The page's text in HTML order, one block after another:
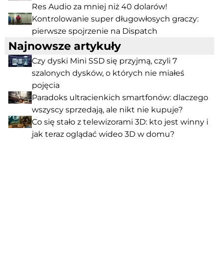
Res Audio za mniej niż 40 dolarów!
Kontrolowanie super długowłosych graczy:
pierwsze spojrzenie na Dispatch
Najnowsze artykuły
Czy dyski Mini SSD się przyjmą, czyli 7
szalonych dysków, o których nie miałeś
pojęcia
Paradoks ultracienkich smartfonów: dlaczego
wszyscy sprzedają, ale nikt nie kupuje?
Co się stało z telewizorami 3D: kto jest winny i
jak teraz oglądać wideo 3D w domu?